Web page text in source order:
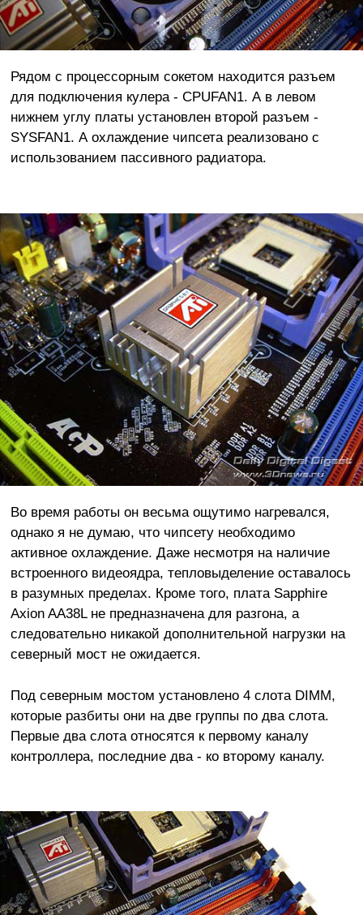
Рядом с процессорным сокетом находится разъем
для подключения кулера - CPUFAN1. А в левом
нижнем углу платы установлен второй разъем -
SYSFAN1. А охлаждение чипсета реализовано с
использованием пассивного радиатора.
Во время работы он весьма ощутимо нагревался,
однако я не думаю, что чипсету необходимо
активное охлаждение. Даже несмотря на наличие
встроенного видеоядра, тепловыделение оставалось
в разумных пределах. Кроме того, плата Sapphire
Axion AA38L не предназначена для разгона, а
следовательно никакой дополнительной нагрузки на
северный мост не ожидается.
Под северным мостом установлено 4 слота DIMM,
которые разбиты они на две группы по два слота.
Первые два слота относятся к первому каналу
контроллера, последние два - ко второму каналу.